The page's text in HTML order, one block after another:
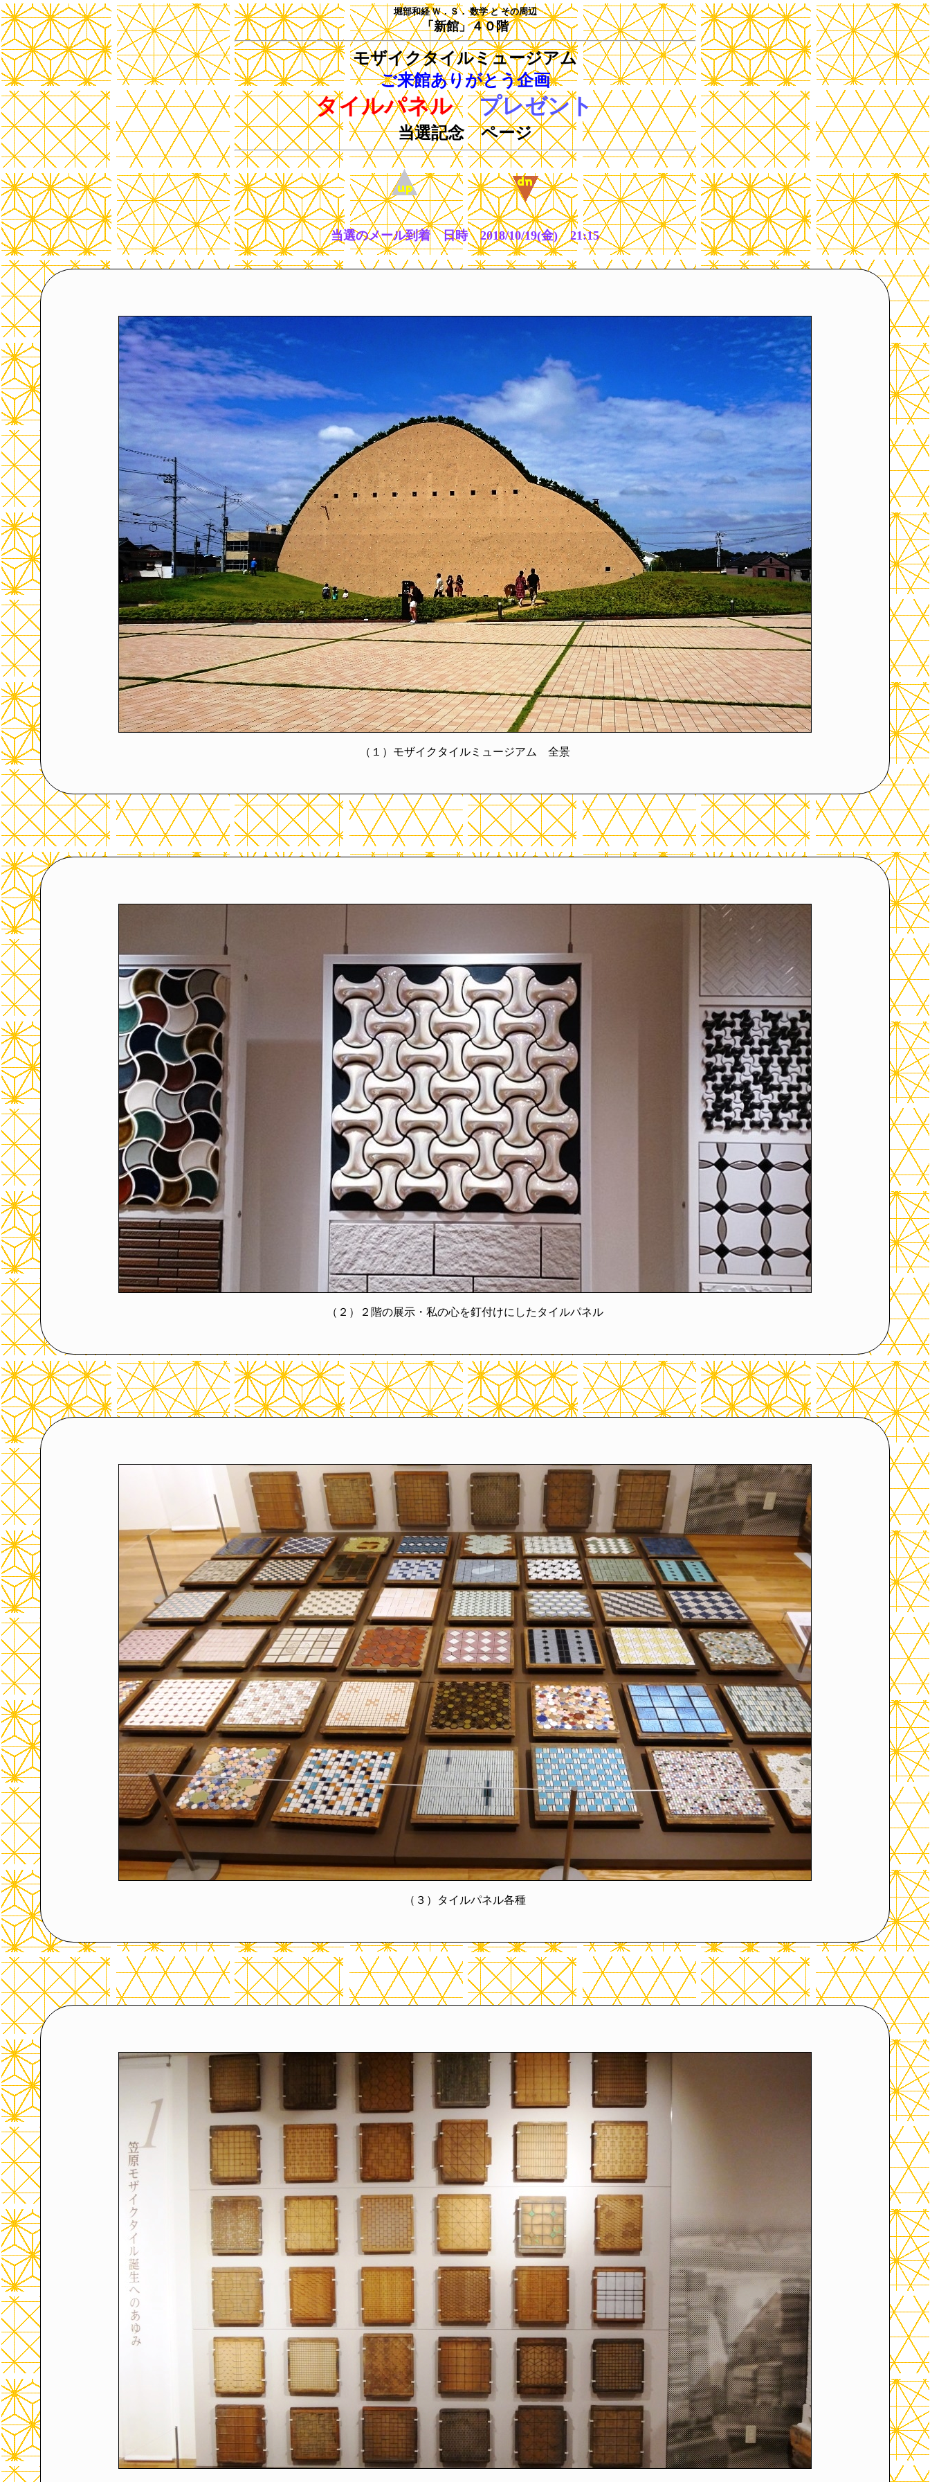
堀部和経 Ｗ．Ｓ． 数学 と その周辺
「新館」４０階
モザイクタイルミュージアム
ご来館ありがとう企画
タイルパネルプレゼント
当選記念 ページ
当選のメール到着 日時 2018/10/19(金) 21:15
（１）モザイクタイルミュージアム 全景
（２）２階の展示・私の心を釘付けにしたタイルパネル
（３）タイルパネル各種